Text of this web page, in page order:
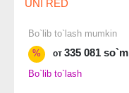
UNI RED
Bo`lib to`lash mumkin
%
от 335 081 so`m
Bo`lib to`lash